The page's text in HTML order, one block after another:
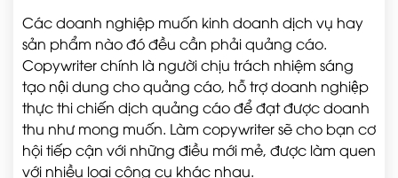
Các doanh nghiệp muốn kinh doanh dịch vụ hay
sản phẩm nào đó đều cần phải quảng cáo.
Copywriter chính là người chịu trách nhiệm sáng
tạo nội dung cho quảng cáo, hỗ trợ doanh nghiệp
thực thi chiến dịch quảng cáo để đạt được doanh
thu như mong muốn. Làm copywriter sẽ cho bạn cơ
hội tiếp cận với những điều mới mẻ, được làm quen
với nhiều loại công cụ khác nhau.